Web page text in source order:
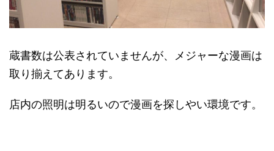
蔵書数は公表されていませんが、メジャーな漫画は
取り揃えてあります。
店内の照明は明るいので漫画を探しやい環境です。